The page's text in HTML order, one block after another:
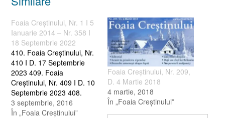
Foaia Creştinului, Nr. 1 I 5
Ianuarie 2014 – Nr. 358 I
18 Septembrie 2022
410. Foaia Creştinului, Nr.
410 I D. 17 Septembrie
2023 409. Foaia
Creştinului, Nr. 409 I D. 10
Septembrie 2023 408.
Foaia Creştinului, Nr. 408 I
D. 3 Septembrie 2023 407.
3 septembrie, 2016
În „Foaia Creştinului”
Foaia Creştinului, Nr. 209,
D. 4 Martie 2018
4 martie, 2018
În „Foaia Creştinului”